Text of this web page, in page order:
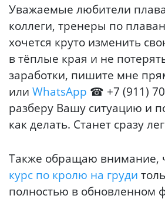
Уважаемые любители
коллеги, тренеры по
хочется круто изменить
в тёплые края и не
заработки, пишите мне
или WhatsApp ☎ +7 (911)
разберу Вашу ситуацию и
как делать. Станет сразу
Также обращаю внимание,
курс по кролю на груди
полностью в обновленном